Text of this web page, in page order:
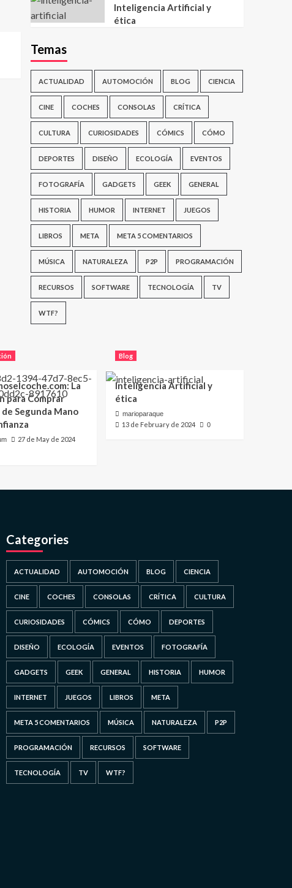
Inteligencia Artificial y
ética
Temas
ACTUALIDAD AUTOMOCIÓN BLOG CIENCIA
CINE COCHES CONSOLAS CRÍTICA
CULTURA CURIOSIDADES CÓMICS CÓMO
DEPORTES DISEÑO ECOLOGÍA EVENTOS
FOTOGRAFÍA GADGETS GEEK GENERAL
HISTORIA HUMOR INTERNET JUEGOS
LIBROS META META 5 COMENTARIOS
MÚSICA NATURALEZA P2P PROGRAMACIÓN
RECURSOS SOFTWARE TECNOLOGÍA TV
WTF?
La
para Comprar
de Segunda Mano
27 de May de 2024
Blog
Inteligencia Artificial y
ética
marioparaque
13 de February de 2024 0
Categories
ACTUALIDAD AUTOMOCIÓN BLOG CIENCIA
CINE COCHES CONSOLAS CRÍTICA CULTURA
CURIOSIDADES CÓMICS CÓMO DEPORTES
DISEÑO ECOLOGÍA EVENTOS FOTOGRAFÍA
GADGETS GEEK GENERAL HISTORIA HUMOR
INTERNET JUEGOS LIBROS META
META 5 COMENTARIOS MÚSICA NATURALEZA P2P
PROGRAMACIÓN RECURSOS SOFTWARE
TECNOLOGÍA TV WTF?